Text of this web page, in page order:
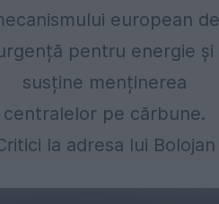
european
pentru energie și
susține menținerea
centralelor pe cărbune.
la adresa lui Bolojan